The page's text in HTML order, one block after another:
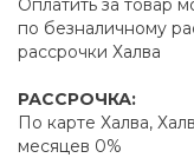
Оплатить за товар
по безналичному
рассрочки Халва
РАССРОЧКА:
По карте Халва,
месяцев 0%